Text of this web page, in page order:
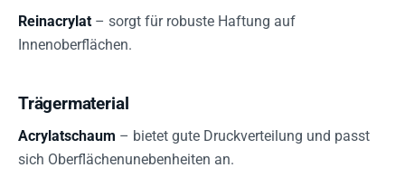
Reinacrylat – sorgt für robuste Haftung auf
Innenoberflächen.
Trägermaterial
Acrylatschaum – bietet gute Druckverteilung und passt
sich Oberflächenunebenheiten an.